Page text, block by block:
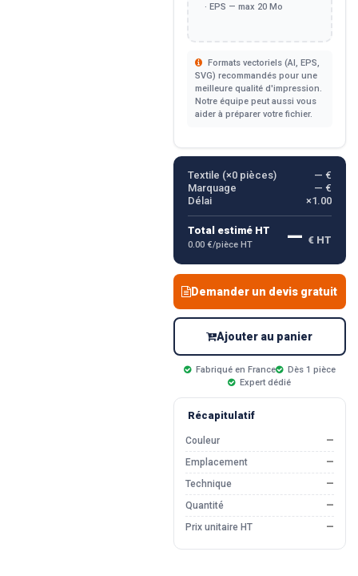
· EPS — max 20 Mo
Formats vectoriels (AI, EPS,
SVG) recommandés pour une
meilleure qualité d'impression.
Notre équipe peut aussi vous
aider à préparer votre fichier.
Textile (×0pièces)
— €
Marquage
— €
Délai
×1.00
Total estimé HT
0.00 €/pièce HT — € HT
Demander un devis gratuit
Ajouter au panier
Fabriqué en France
Dès 1 pièce
Expert dédié
Récapitulatif
Couleur
—
Emplacement
—
Technique
—
Quantité
—
Prix unitaire HT
—